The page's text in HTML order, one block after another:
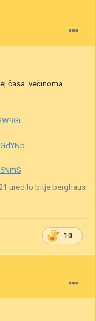
časa. večinoma
uredilo bitje berghaus
10